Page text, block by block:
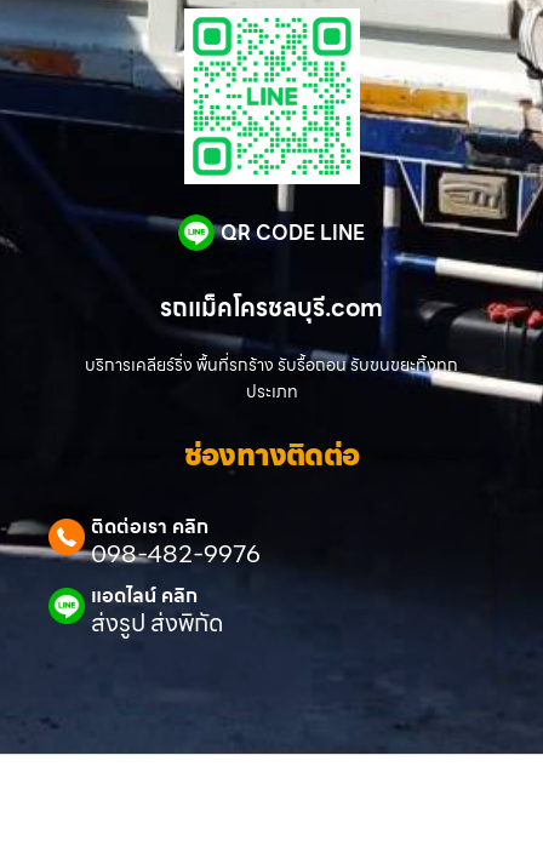
QR CODE LINE
รถแม็คโครชลบุรี.com
บริการเคลียร์ริ่ง พื้นที่รกร้าง รับรื้อถอน รับขนขยะทิ้งทุก
ประเภท
ช่องทางติดต่อ
ติดต่อเรา คลิก
098-482-9976
แอดไลน์ คลิก
ส่งรูป ส่งพิกัด